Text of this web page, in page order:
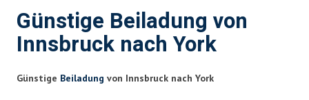
Günstige Beiladung von
Innsbruck nach York
Günstige Beiladung von Innsbruck nach York